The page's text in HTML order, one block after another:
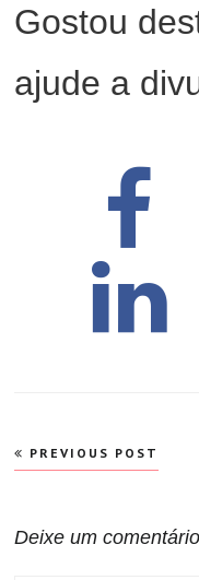
Gostou
ajude a
Navegação
de
PREVIOUS POST
Deixe um comentário